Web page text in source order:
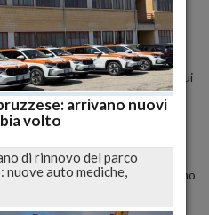
oggi da un lutto gravissimo.
con i fan che la seguono sui
mandare a quel paese
a volte è davvero ingiusta
bisogno di me, penso che la
bella e penso anche che ognuno
e che anche la morte ci può
arrivano nuovi
volto
di rinnovo del parco
nuove auto mediche,